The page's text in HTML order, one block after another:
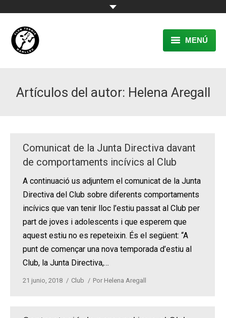
MENÚ
RESERVA
ACTIVITATS
CONTACTE
Artículos del autor: Helena Aregall
Comunicat de la Junta Directiva davant
de comportaments incívics al Club
A continuació us adjuntem el comunicat de la Junta
Directiva del Club sobre diferents comportaments
incívics que van tenir lloc l’estiu passat al Club per
part de joves i adolescents i que esperem que
aquest estiu no es repeteixin. És el següent: “A
punt de començar una nova temporada d’estiu al
Club, la Junta Directiva,…
21 junio, 2018 Club Por Helena Aregall